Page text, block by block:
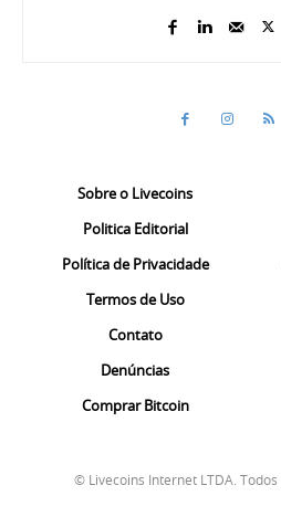
Sobre o Livecoins
Politica Editorial
Política de Privacidade
Termos de Uso
Contato
Denúncias
Comprar Bitcoin
© Livecoins Internet LTDA.